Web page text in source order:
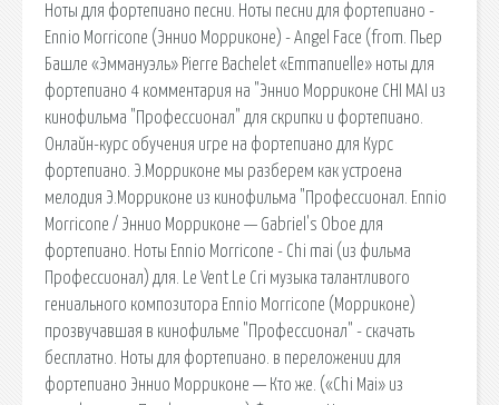
Ноты для фортепиано песни. Ноты песни для фортепиано -
Ennio Morricone (Эннио Морриконе) - Angel Face (from. Пьер
Башле «Эммануэль» Pierre Bachelet «Emmanuelle» ноты для
фортепиано 4 комментария на "Эннио Морриконе CHI MAI из
кинофильма "Профессионал" для скрипки и фортепиано.
Онлайн-курс обучения игре на фортепиано для Курс
фортепиано. Э.Морриконе мы разберем как устроена
мелодия Э.Морриконе из кинофильма "Профессионал. Ennio
Morricone / Эннио Морриконе — Gabriel's Oboe для
фортепиано. Ноты Ennio Morricone - Chi mai (из фильма
Профессионал) для. Le Vent Le Cri музыка талантливого
гениального композитора Ennio Morricone (Морриконе)
прозвучавшая в кинофильме "Профессионал" - скачать
бесплатно. Ноты для фортепиано. в переложении для
фортепиано Эннио Морриконе — Кто же. («Chi Mai» из